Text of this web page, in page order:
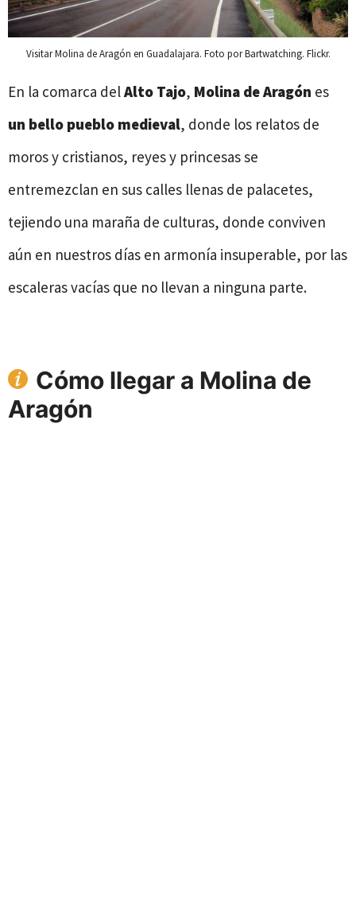
Visitar Molina de Aragón en Guadalajara. Foto por Bartwatching. Flickr.
En la comarca delAlto Tajo, Molina de Aragón es
un bello pueblo medieval, donde los relatos de
moros y cristianos, reyes y princesas se
entremezclan en sus calles llenas de palacetes,
tejiendo una maraña de culturas, donde conviven
aún en nuestros días en armonía insuperable, por las
escaleras vacías que no llevan a ninguna parte.
Cómo llegar a Molina de
Aragón